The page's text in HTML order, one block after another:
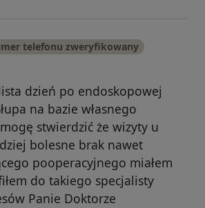
telefonu zweryfikowany
dzień po endoskopowej
na bazie własnego
stwierdzić że wizyty u
bolesne brak nawet
pooperacyjnego miałem
do takiego specjalisty
Panie Doktorze